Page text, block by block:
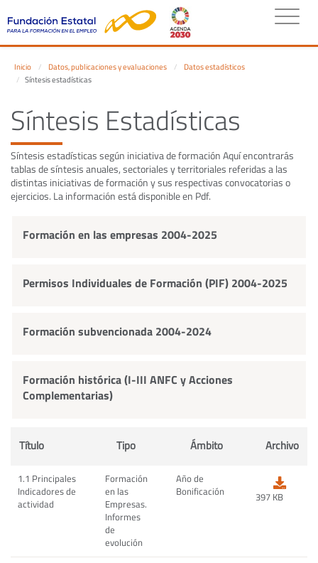
Inicio Datos, publicaciones y evaluaciones
Datos estadísticos
Síntesis estadísticas
Síntesis Estadísticas
Síntesis estadísticas según iniciativa de formación Aquí encontrarás
tablas de síntesis anuales, sectoriales y territoriales referidas a las
distintas iniciativas de formación y sus respectivas convocatorias o
ejercicios. La información está disponible en Pdf.
Formación en las empresas 2004-2025
Permisos Individuales de Formación (PIF) 2004-2025
Formación subvencionada 2004-2024
Formación histórica (I-III ANFC y Acciones
Complementarias)
Título Tipo Ámbito Archivo
1.1 Principales
Indicadores de
actividad
Formación
en las
Empresas.
Informes
de
evolución
Año de
Bonificación
397 KB